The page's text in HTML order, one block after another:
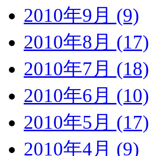
2010年9月 (9)
2010年8月 (17)
2010年7月 (18)
2010年6月 (10)
2010年5月 (17)
2010年4月 (9)